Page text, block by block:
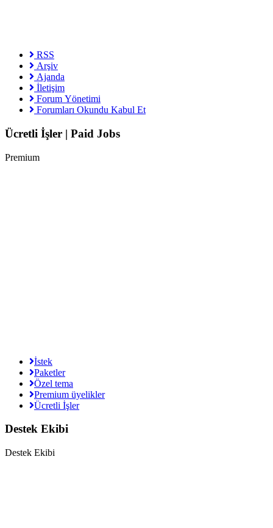
RSS
Arşiv
Ajanda
İletişim
Forum Yönetimi
Forumları Okundu Kabul Et
Ücretli İşler | Paid Jobs
Premium
İstek
Paketler
Özel tema
Premium üyelikler
Ücretli İşler
Destek Ekibi
Destek Ekibi